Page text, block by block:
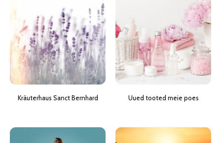
Kräuterhaus Sanct Bernhard Uued tooted meie poes